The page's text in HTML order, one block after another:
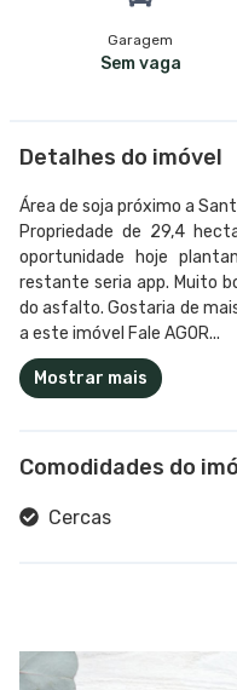
Garagem
Sem vaga
Detalhes do imóvel
Área de soja próximo a
Propriedade de 29,4
oportunidade hoje
restante seria app. Muito
do asfalto. Gostaria de
a este imóvel Fale AGOR...
Mostrar mais
Comodidades do
Cercas